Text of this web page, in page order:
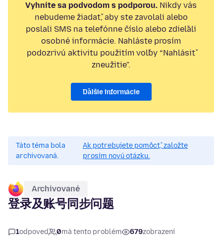
Vyhnite sa podvodom s podporou. Nikdy vás
nebudeme žiadať, aby ste zavolali alebo
poslali SMS na telefónne číslo alebo zdieľali
osobné informácie. Nahláste prosím
podozrivú aktivitu použitím voľby “Nahlásiť
zneužitie”.
Ďalšie informácie
Táto téma bola
archivovaná.
Ak potrebujete pomôcť, založte
prosím novú otázku.
Archivované
登录及账号同步问题
1odpoveď 0má tento problém 679zobrazení